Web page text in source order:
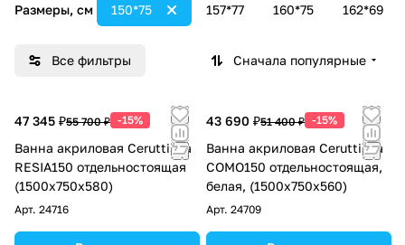
Размеры, см 150*75 157*77 160*75 162*69
Все фильтры Сначала популярные
47 345 ₽55 700 ₽ -15%
Ванна акриловая Ceruttispa
RESIA150 отдельностоящая
(1500x750x580)
Арт. 24716
43 690 ₽51 400 ₽ -15%
Ванна акриловая Ceruttispa
COMO150 отдельностоящая,
белая, (1500x750x560)
Арт. 24709